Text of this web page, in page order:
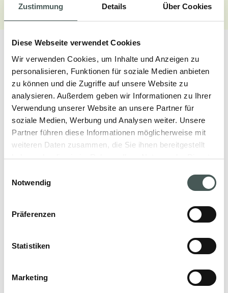
Zustimmung Details Über Cookies
Diese Webseite verwendet Cookies
Wir verwenden Cookies, um Inhalte und Anzeigen zu
personalisieren, Funktionen für soziale Medien anbieten
zu können und die Zugriffe auf unsere Website zu
analysieren. Außerdem geben wir Informationen zu Ihrer
Verwendung unserer Website an unsere Partner für
soziale Medien, Werbung und Analysen weiter. Unsere
Partner führen diese Informationen möglicherweise mit
weiteren Daten zusammen, die Sie ihnen bereitgestellt
haben oder die sie im Rahmen Ihrer Nutzung der Dienste
Notwendig
Präferenzen
Statistiken
Marketing
Unsere Produkte
Entdecken Sie unsere textilen Bodenbeläge
für den Objekt- und Wohnbereich und
gestalten Sie Ihre Räume mit Stil und
Eleganz.
Kontaktieren Sie uns jetzt, um mehr über